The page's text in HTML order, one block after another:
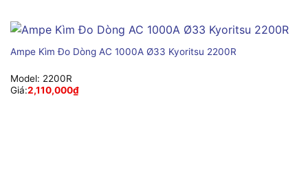
Ampe Kìm Đo Dòng AC 1000A Ø33 Kyoritsu 2200R
Model: 2200R
Giá:2,110,000₫